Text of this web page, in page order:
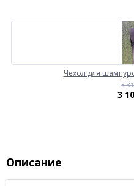
Чехол для
3
3
Описание